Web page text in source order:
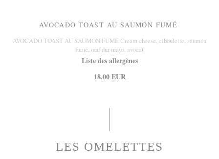
AVOCADO TOAST AU SAUMON FUMÉ
AVOCADO TOAST AU SAUMON FUMÉ Cream cheese, ciboulette, saumon
fumé, œuf dur mayo, avocat
Liste des allergènes
18,00 EUR
LES OMELETTES